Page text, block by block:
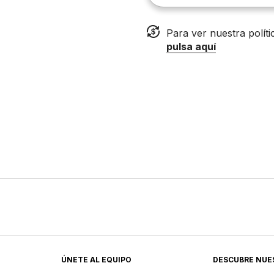
Para ver nuestra
pulsa aquí
ÚNETE AL EQUIPO DESCUBRE